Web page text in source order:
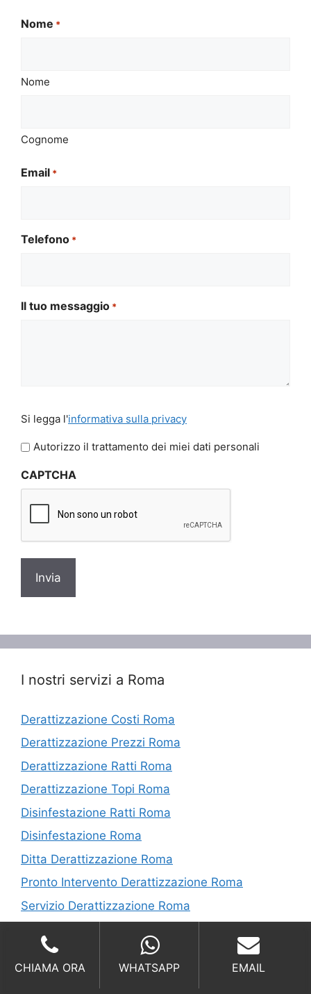
Nome *
Nome
Cognome
Email *
Telefono *
Il tuo messaggio *
legga
l'informativa
privacy
Si legga l'informativa sulla privacy
Autorizzo il trattamento dei miei dati personali
CAPTCHA
I nostri servizi a Roma
Derattizzazione Costi Roma
Derattizzazione Prezzi Roma
Derattizzazione Ratti Roma
Derattizzazione Topi Roma
Disinfestazione Ratti Roma
Disinfestazione Roma
Ditta Derattizzazione Roma
Pronto Intervento Derattizzazione Roma
Servizio Derattizzazione Roma
I nostri servizi in Provincia di Roma
CHIAMA ORA WHATSAPP EMAIL